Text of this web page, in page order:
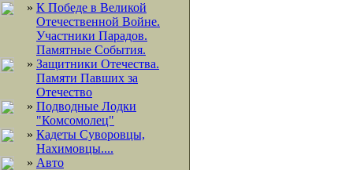
» К Победе в Великой
Отечественной Войне.
Участники Парадов.
Памятные События.
» Защитники Отечества.
Памяти Павших за
Отечество
» Подводные Лодки
"Комсомолец"
» Кадеты Суворовцы,
Нахимовцы....
» Авто